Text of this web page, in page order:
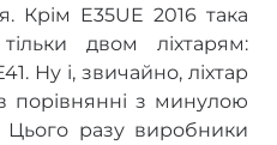
Крім E35UE 2016 така
двом ліхтарям:
Ну і, звичайно, ліхтар
порівнянні з минулою
Цього разу виробники